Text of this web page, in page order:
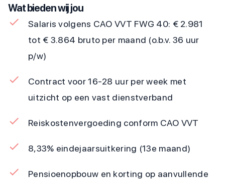
Wat bieden wij jou
Salaris volgens CAO VVT FWG 40: € 2.981
tot € 3.864 bruto per maand (o.b.v. 36 uur
p/w)
Contract voor 16-28 uur per week met
uitzicht op een vast dienstverband
Reiskostenvergoeding conform CAO VVT
8,33% eindejaarsuitkering (13e maand)
Pensioenopbouw en korting op aanvullende